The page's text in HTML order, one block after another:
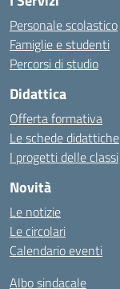
Personale scolastico
Famiglie e studenti
Percorsi di studio
Didattica
Offerta formativa
Le schede didattiche
I progetti delle classi
Novità
Le notizie
Le circolari
Calendario eventi
Albo sindacale